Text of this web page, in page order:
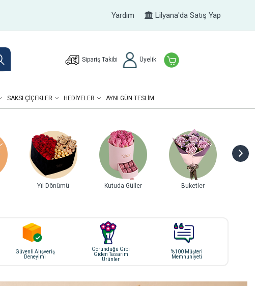
Yardım Lilyana'da Satış Yap
Sipariş Takibi Üyelik
SAKSI ÇIÇEKLER HEDIYELER AYNI GÜN TESLİM
Yıl Dönümü Kutuda Güller Buketler
Güvenli Alışveriş
Deneyimi
Göründüğü Gibi
Giden Tasarım
Ürünler
%100 Müşteri
Memnuniyeti